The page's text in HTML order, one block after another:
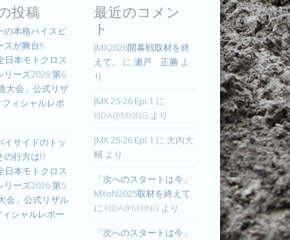
投稿
の本格ハイスピ
スが舞台!!
日本モトクロス
リーズ2026 第6
大会」公式リザ
ィシャルレポ
イサイドのトッ
の行方は!?
日本モトクロス
リーズ2026 第5
会」公式リザル
ィシャルレポー
最近のコメン
ト
JMX2026開幕戦取材を終
えて。
に 瀬戸 正勝 よ
り
JMX 25-26 Epi.1 に
KIDA@MXING より
JMX 25-26 Epi.1 に 大内大
輔 より
「次へのスタートは今」
MXoN2025取材を終えて
に KIDA@MXING より
「次へのスタートは今」